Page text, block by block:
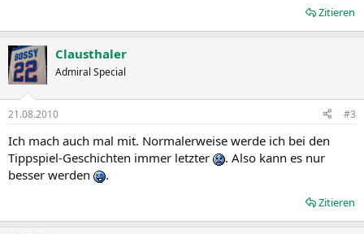
Zitieren
Clausthaler
Admiral Special
21.08.2010 #3
Ich mach auch mal mit. Normalerweise werde ich bei den
Tippspiel-Geschichten immer letzter
. Also kann es nur
besser werden
.
Zitieren